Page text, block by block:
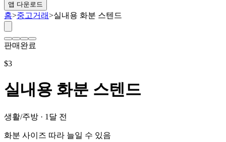
앱 다운로드
홈>중고거래>실내용 화분 스텐드
판매완료
$3
실내용 화분 스텐드
생활/주방 · 1달 전
화분 사이즈 따라 늘일 수 있음